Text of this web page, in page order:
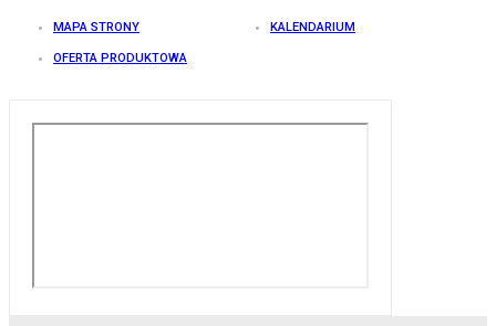
MAPA STRONY KALENDARIUM
OFERTA PRODUKTOWA